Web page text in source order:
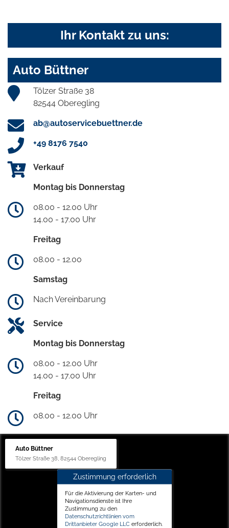
Ihr Kontakt zu uns:
Auto Büttner
Tölzer Straße 38
82544 Oberegling
ab@autoservicebuettner.de
+49 8176 7540
Verkauf
Montag bis Donnerstag
08.00 - 12.00 Uhr
14.00 - 17.00 Uhr
Freitag
08.00 - 12.00
Samstag
Nach Vereinbarung
Service
Montag bis Donnerstag
08.00 - 12.00 Uhr
14.00 - 17.00 Uhr
Freitag
08.00 - 12.00 Uhr
Auto Büttner
Tölzer Straße 38, 82544 Oberegling
Zustimmung erforderlich
Für die Aktivierung der Karten- und
Navigationsdienste ist Ihre
Zustimmung zu den
Datenschutzrichtlinien vom
Drittanbieter Google LLC erforderlich.